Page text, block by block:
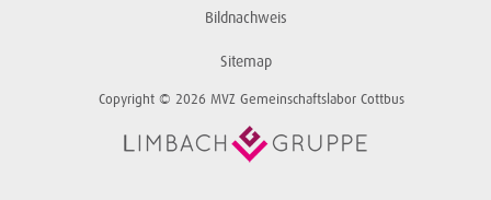
Bildnachweis
Sitemap
Copyright © 2026 MVZ Gemeinschaftslabor Cottbus